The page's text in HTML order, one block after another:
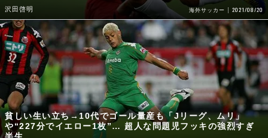
沢田啓明 海外サッカー 2021/08/20
貧しい生い立ち→10代でゴール量産も「Jリーグ、ムリ」
や“227分でイエロー1枚”… 超人な問題児フッキの強烈すぎ